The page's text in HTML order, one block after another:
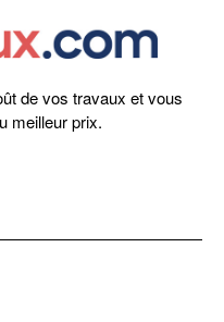
de vos travaux et vous
meilleur prix.